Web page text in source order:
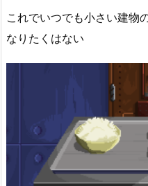
これでいつでも小さい建物
なりたくはない